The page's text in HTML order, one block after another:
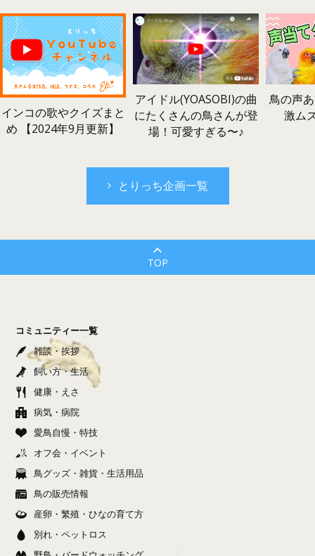
インコの歌やクイズまと
め 【2024年9月更新】
アイドル(YOASOBI)の曲
にたくさんの鳥さんが登
場！可愛すぎる〜♪
鳥の声
激ム
とりっち企画一覧
TOP
コミュニティー一覧
雑談・挨拶
飼い方・生活
健康・えさ
病気・病院
愛鳥自慢・特技
オフ会・イベント
鳥グッズ・雑貨・生活用品
鳥の販売情報
産卵・繁殖・ひなの育て方
別れ・ペットロス